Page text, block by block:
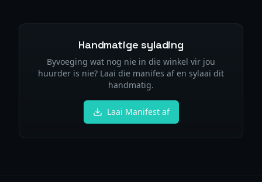
Handmatige sylading
Byvoeging wat nog nie in die winkel vir jou
huurder is nie? Laai die manifes af en sylaai dit
handmatig.
Laai Manifest af